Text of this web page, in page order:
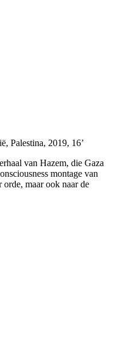
Palestina, 2019, 16’
van Hazem, die Gaza
montage van
maar ook naar de